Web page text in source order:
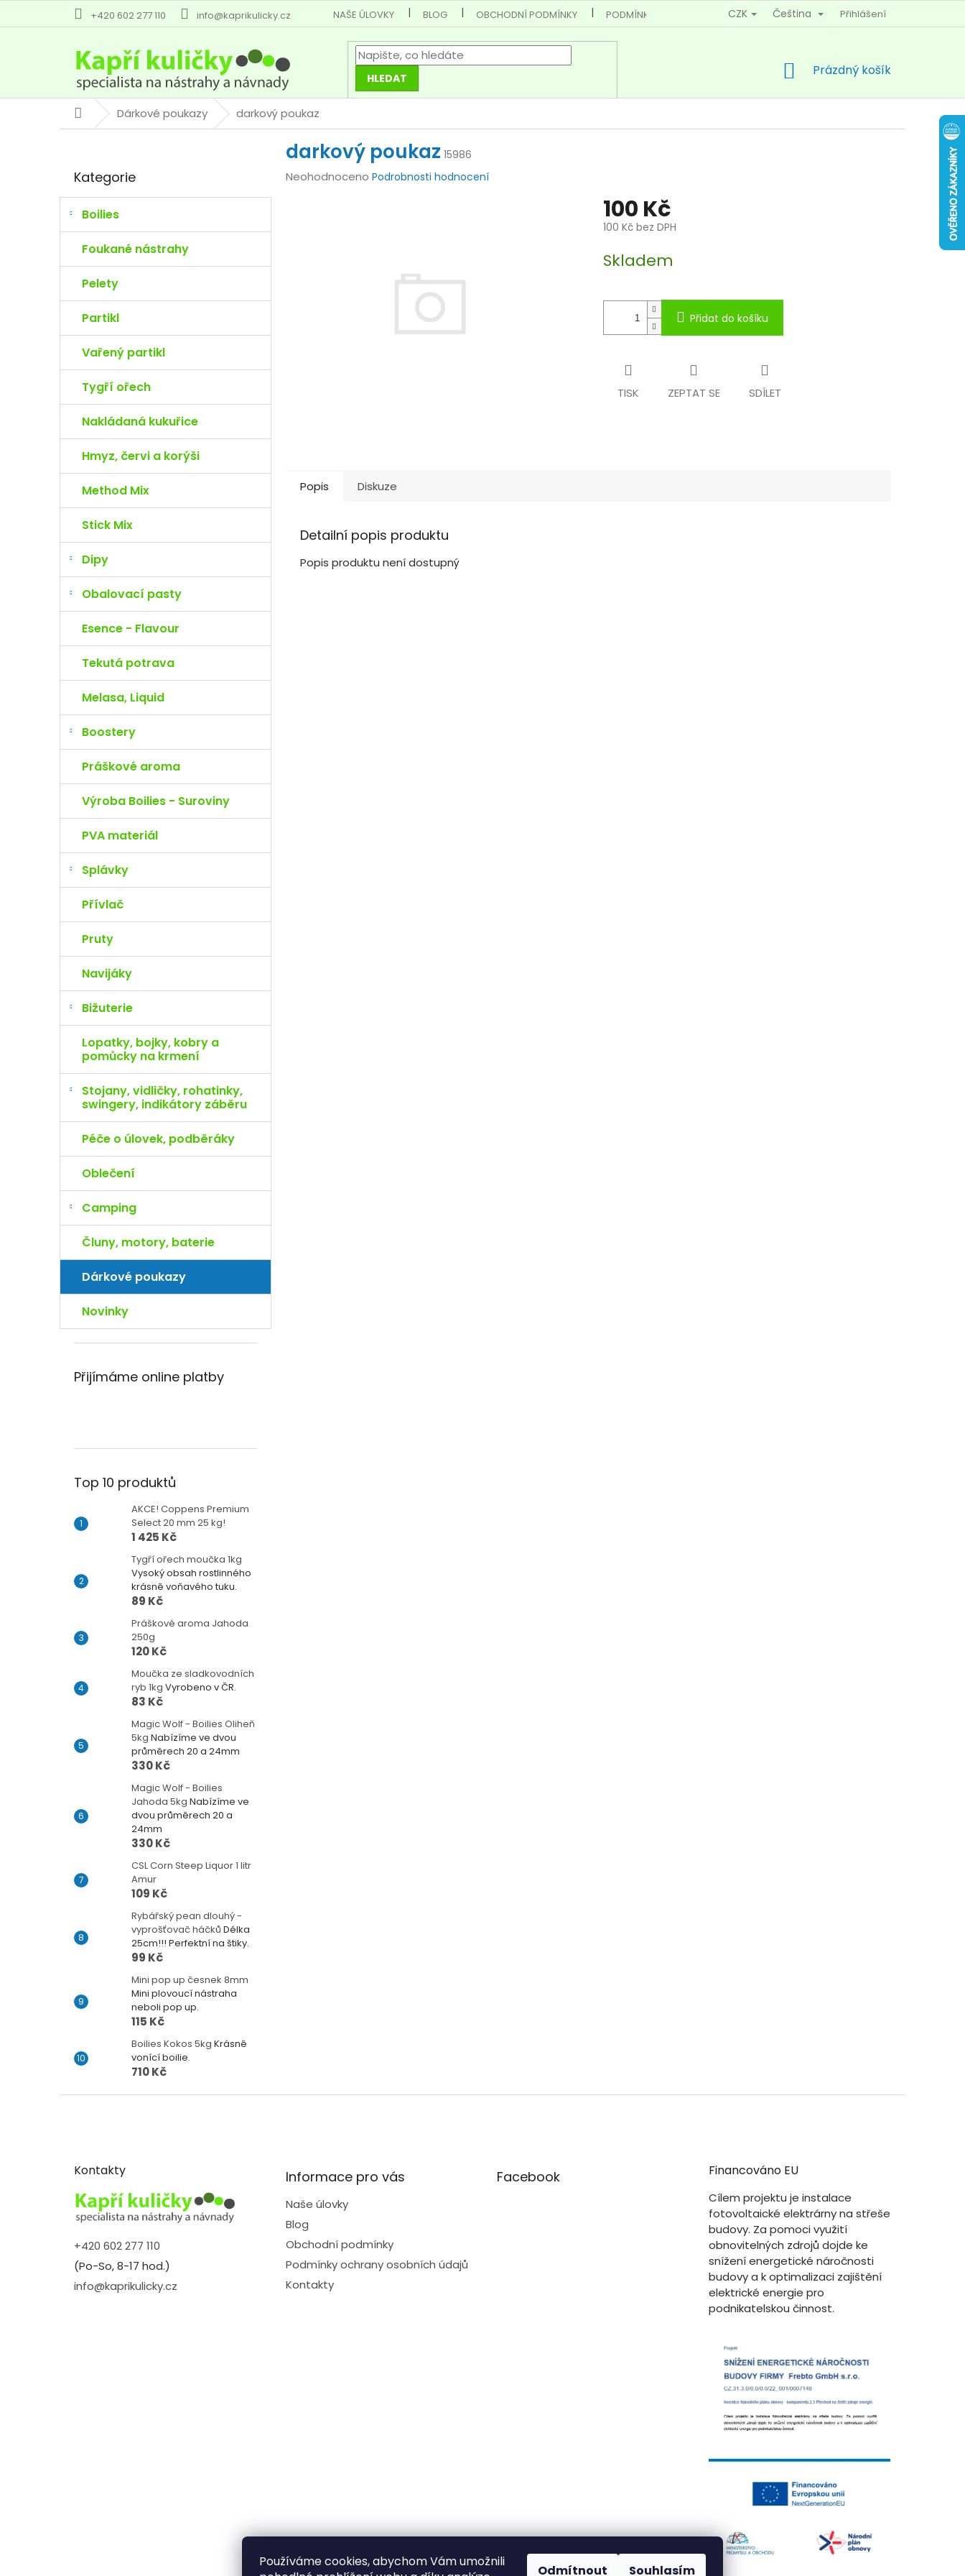
Používáme cookies, abychom Vám umožnili
Odmítnout Souhlasím
+420 602 277 110 info@kaprikulicky.cz NAŠE ÚLOVKY BLOG OBCHODNÍ PODMÍNKY PODMÍNKY OCHRANY OSOBNÍCH ÚDAJŮ KONTAKTY
CZK Čeština Přihlášení
HLEDAT
NÁKUPNÍ
Prázdný košík
DomůDárkové poukazy darkový poukaz
r
n
í
l
kategorie
Kategorie
Boilies
Foukané nástrahy
Pelety
Partikl
Vařený partikl
Tygří ořech
Nakládaná kukuřice
Hmyz, červi a korýši
Method Mix
Stick Mix
Dipy
Obalovací pasty
Esence - Flavour
Tekutá potrava
Melasa, Liquid
Boostery
Práškové aroma
Výroba Boilies - Suroviny
PVA materiál
Splávky
Přívlač
Pruty
Navijáky
Bižuterie
Lopatky, bojky, kobry a
pomůcky na krmení
Stojany, vidličky, rohatinky,
swingery, indikátory záběru
Péče o úlovek, podběráky
Oblečení
Camping
Čluny, motory, baterie
Dárkové poukazy
Novinky
Přijímáme online platby
Top 10 produktů
AKCE! Coppens Premium
Select 20 mm 25 kg!
1 425 Kč
Tygří ořech moučka 1kg
Vysoký obsah rostlinného
krásně voňavého tuku.
89 Kč
Práškové aroma Jahoda
250g
120 Kč
Moučka ze sladkovodních
ryb 1kg Vyrobeno v ČR.
83 Kč
Magic Wolf - Boilies Oliheň
5kg Nabízíme ve dvou
průměrech 20 a 24mm
330 Kč
Magic Wolf - Boilies
Jahoda 5kg Nabízíme ve
dvou průměrech 20 a
24mm
330 Kč
CSL Corn Steep Liquor 1 litr
Amur
109 Kč
Rybářský pean dlouhý -
vyprošťovač háčků Délka
25cm!!! Perfektní na štiky.
99 Kč
Mini pop up česnek 8mm
Mini plovoucí nástraha
neboli pop up.
115 Kč
Boilies Kokos 5kg Krásně
vonící boilie.
710 Kč
darkový poukaz 15986
Průměrné
Neohodnoceno Podrobnosti hodnocení
100 Kč
100 Kč bez DPH
cena:
Skladem
Přidat do košíku
TISK ZEPTAT SE SDÍLET
Popis Diskuze
Detailní popis produktu
Popis produktu není dostupný
Kontakty
+420 602 277 110
(Po-So, 8-17 hod.)
info@kaprikulicky.cz
Informace pro vás
Naše úlovky
Blog
Obchodní podmínky
Podmínky ochrany osobních údajů
Kontakty
Facebook Financováno EU
Cílem projektu je instalace
fotovoltaické elektrárny na střeše
budovy. Za pomoci využití
obnovitelných zdrojů dojde ke
snížení energetické náročnosti
budovy a k optimalizaci zajištění
elektrické energie pro
podnikatelskou činnost.